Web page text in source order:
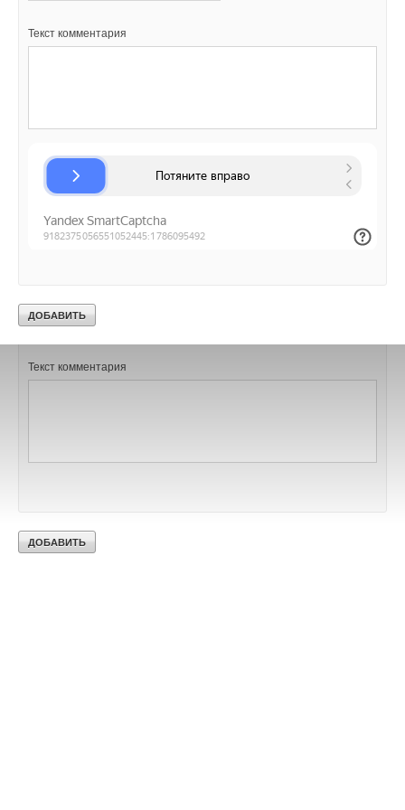
Текст комментария
Ваше имя *
Текст комментария